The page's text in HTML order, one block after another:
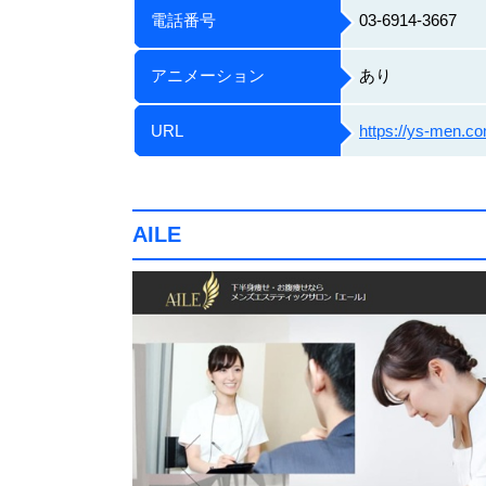
電話番号 03-6914-3667
アニメーション あり
URL https://ys-
AILE